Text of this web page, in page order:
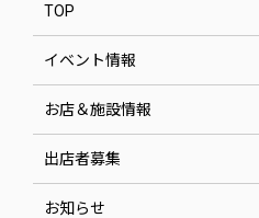
TOP
イベント情報
お店＆施設情報
出店者募集
お知らせ